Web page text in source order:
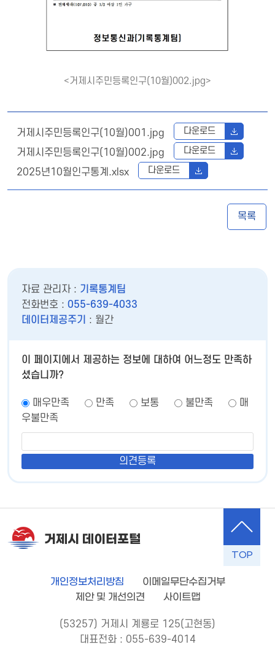
<거제시주민등록인구(10월)002.jpg>
거제시주민등록인구(10월)001.jpg 다운로드
거제시주민등록인구(10월)002.jpg 다운로드
2025년10월인구통계.xlsx 다운로드
목록
자료 관리자 : 기록통계팀
전화번호 : 055-639-4033
데이터제공주기
: 월간
이 페이지에서 제공하는 정보에 대하여 어느정도 만족하
셨습니까?
매우만족 만족 보통 불만족
매
우불만족
거제시 데이터포털
개인정보처리방침
이메일무단수집거부
제안 및 개선의견
사이트맵
(53257) 거제시 계룡로 125(고현동)
대표전화 : 055-639-4014
TOP